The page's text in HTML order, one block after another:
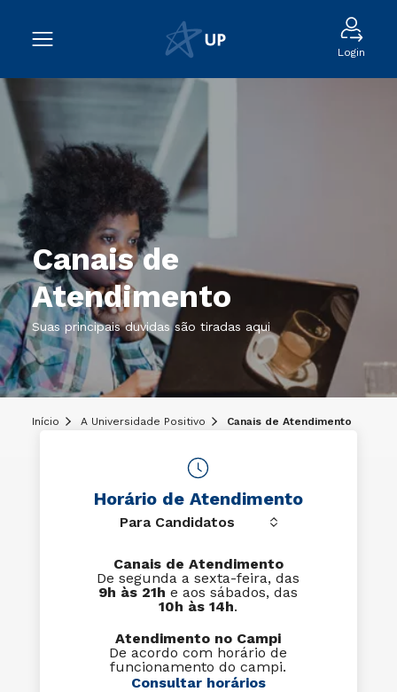
Login
Canais de
Atendimento
Suas principais duvidas são tiradas aqui
Início A Universidade Positivo Canais de Atendimento
Horário de Atendimento
Canais de Atendimento
De segunda a sexta-feira, das
9h às 21h e aos sábados, das
10h às 14h.
Atendimento no Campi
De acordo com horário de
funcionamento do campi.
Consultar horários